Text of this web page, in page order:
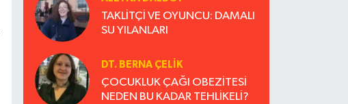
TAKLİTÇİ VE OYUNCU: DAMALI
SU YILANLARI
DT. BERNA ÇELIK
ÇOCUKLUK ÇAĞI OBEZİTESİ
NEDEN BU KADAR TEHLİKELİ?